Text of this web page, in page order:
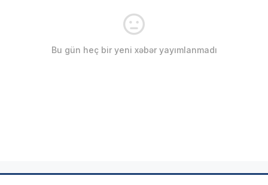
Bu gün heç bir yeni xəbər yayımlanmadı